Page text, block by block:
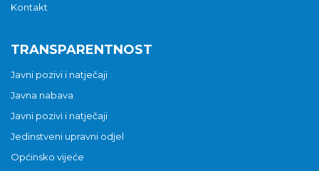
Kontakt
TRANSPARENTNOST
Javni pozivi i natječaji
Javna nabava
Javni pozivi i natječaji
Jedinstveni upravni odjel
Općinsko vijeće